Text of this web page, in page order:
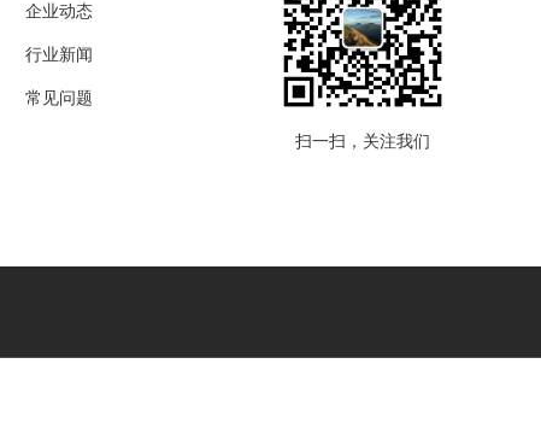
企业动态
行业新闻
常见问题
扫一扫，关注我们